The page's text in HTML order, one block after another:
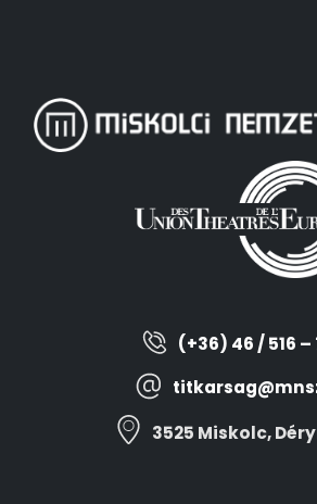
(+36) 46 / 516 –
3525 Miskolc,